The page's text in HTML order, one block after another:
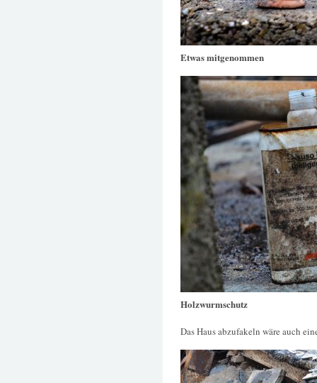
Etwas mitgenommen
Holzwurmschutz
Das Haus abzufakeln wäre auch